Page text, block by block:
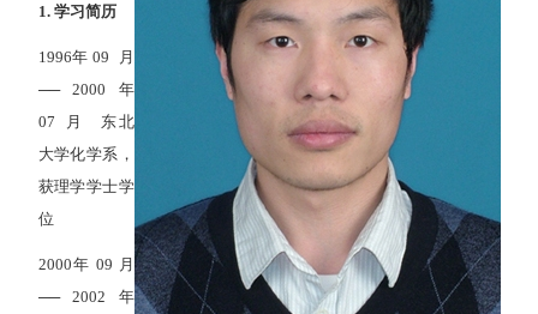
1. 学习简历
1996年 09 月
── 2000 年
07 月 东北
大学化学系，
获理学学士学
位
2000年 09 月
── 2002 年